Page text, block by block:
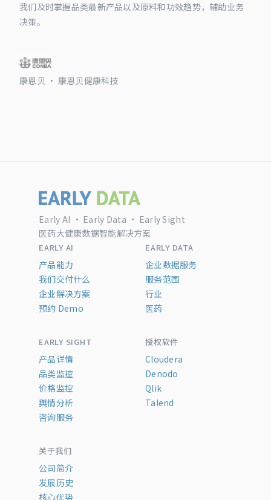
我们及时掌握品类最新产品以及原料和功效趋势，辅助业务
决策。
康恩贝 · 康恩贝健康科技
Early AI · Early Data · Early Sight
医药大健康数据智能解决方案
EARLY AI
产品能力
我们交付什么
企业解决方案
预约 Demo
EARLY DATA
企业数据服务
服务范围
行业
医药
EARLY SIGHT
产品详情
品类监控
价格监控
舆情分析
咨询服务
授权软件
Cloudera
Denodo
Qlik
Talend
关于我们
公司简介
发展历史
核心优势